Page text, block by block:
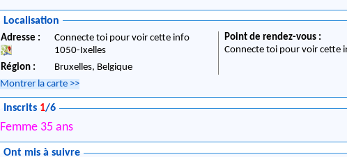
Localisation
Adresse :
Connecte toi pour voir cette info
1050-Ixelles
Région :
Bruxelles, Belgique
Point de rendez-vous :
Connecte toi pour voir cette
Montrer la carte >>
Inscrits 1/6
Femme 35 ans
Ont mis à suivre